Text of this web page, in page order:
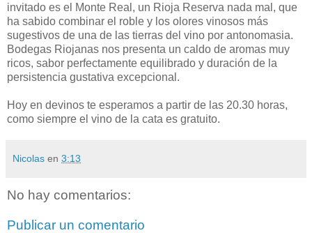
invitado es el Monte Real, un Rioja Reserva nada mal, que
ha sabido combinar el roble y los olores vinosos más
sugestivos de una de las tierras del vino por antonomasia.
Bodegas Riojanas nos presenta un caldo de aromas muy
ricos, sabor perfectamente equilibrado y duración de la
persistencia gustativa excepcional.
Hoy en devinos te esperamos a partir de las 20.30 horas,
como siempre el vino de la cata es gratuito.
Nicolas en 3:13
No hay comentarios:
Publicar un comentario